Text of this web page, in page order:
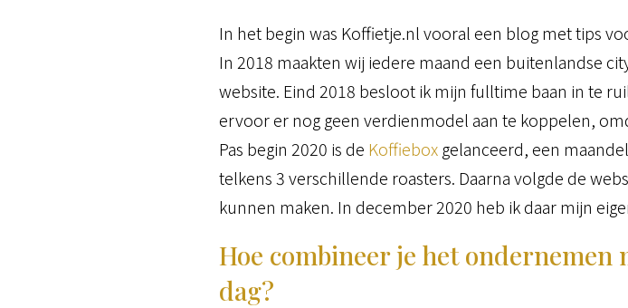
In het begin was Koffietje.nl vooral een blog met tips
In 2018 maakten wij iedere maand een buitenlandse
website. Eind 2018 besloot ik mijn fulltime baan in te
ervoor er nog geen verdienmodel aan te koppelen,
Pas begin 2020 is de Koffieboxgelanceerd, een
telkens 3 verschillende roasters. Daarna volgde de
kunnen maken. In december 2020 heb ik daar mijn
Hoe combineer je het
dag?